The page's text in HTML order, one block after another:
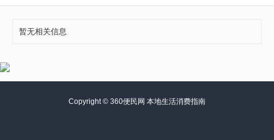
暂无相关信息
Copyright © 360便民网 本地生活消费指南